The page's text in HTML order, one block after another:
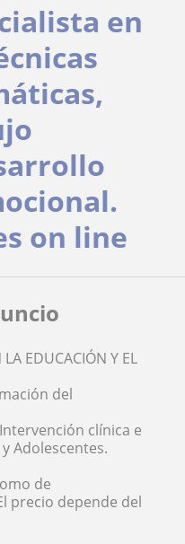
en
on line
EDUCACIÓN Y EL
del
clínica e
Adolescentes.
de
precio depende del